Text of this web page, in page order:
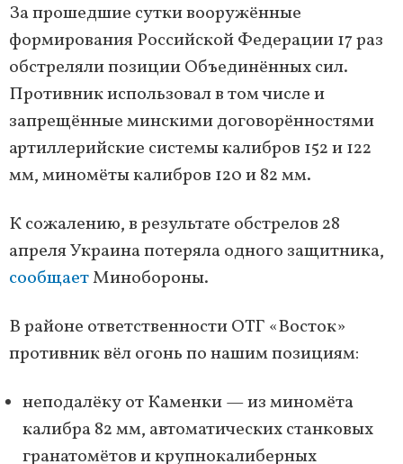
За прошедшие сутки вооружённые
формирования Российской Федерации 17 раз
обстреляли позиции Объединённых сил.
Противник использовал в том числе и
запрещённые минскими договорённостями
артиллерийские системы калибров 152 и 122
мм, миномёты калибров 120 и 82 мм.
К сожалению, в результате обстрелов 28
апреля Украина потеряла одного защитника,
сообщаетМинобороны.
В районе ответственности ОТГ «Восток»
противник вёл огонь по нашим позициям:
неподалёку от Каменки — из миномёта
калибра 82 мм, автоматических станковых
гранатомётов и крупнокалиберных